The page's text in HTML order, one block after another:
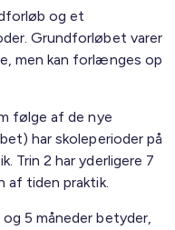
og et
Grundforløbet varer
men kan forlænges op
følge af de nye
har skoleperioder på
Trin 2 har yderligere 7
af tiden praktik.
5 måneder betyder,